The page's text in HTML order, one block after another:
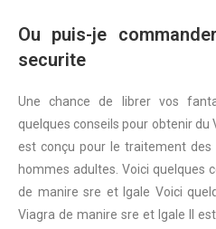
Ou puis-je
securite
Une chance de librer vos
quelques conseils pour obtenir du
est conçu pour le traitement
hommes adultes. Voici quelques
de manire sre et lgale Voici
Viagra de manire sre et lgale Il